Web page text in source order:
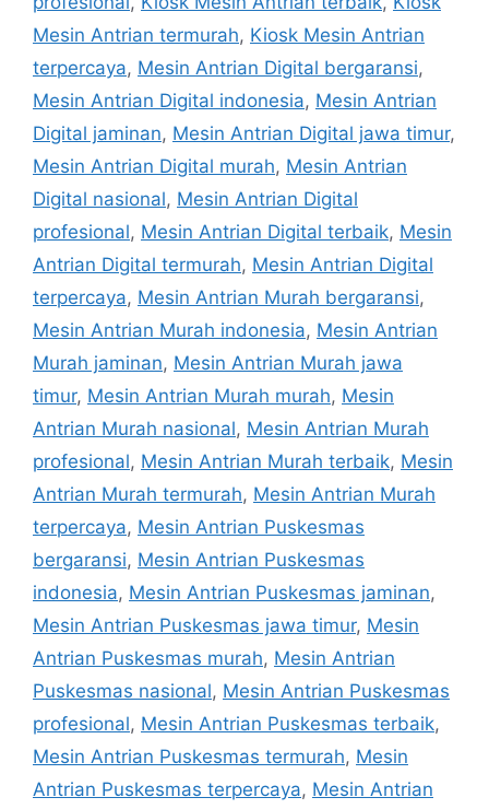
Mesin Antrian termurah, Kiosk Mesin Antrian
terpercaya, Mesin Antrian Digital bergaransi,
Mesin Antrian Digital indonesia, Mesin Antrian
Digital jaminan, Mesin Antrian Digital jawa timur,
Mesin Antrian Digital murah, Mesin Antrian
Digital nasional, Mesin Antrian Digital
profesional, Mesin Antrian Digital terbaik, Mesin
Antrian Digital termurah, Mesin Antrian Digital
terpercaya, Mesin Antrian Murah bergaransi,
Mesin Antrian Murah indonesia, Mesin Antrian
Murah jaminan, Mesin Antrian Murah jawa
timur, Mesin Antrian Murah murah, Mesin
Antrian Murah nasional, Mesin Antrian Murah
profesional, Mesin Antrian Murah terbaik, Mesin
Antrian Murah termurah, Mesin Antrian Murah
terpercaya, Mesin Antrian Puskesmas
bergaransi, Mesin Antrian Puskesmas
indonesia, Mesin Antrian Puskesmas jaminan,
Mesin Antrian Puskesmas jawa timur, Mesin
Antrian Puskesmas murah, Mesin Antrian
Puskesmas nasional, Mesin Antrian Puskesmas
profesional, Mesin Antrian Puskesmas terbaik,
Mesin Antrian Puskesmas termurah, Mesin
Antrian Puskesmas terpercaya, Mesin Antrian